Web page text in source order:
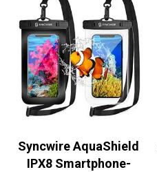
Syncwire AquaShield
IPX8 Smartphone-